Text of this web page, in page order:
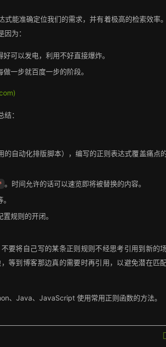
能准确定位我们的需求，并有着极高的检索效率
为：
可以发电，利用不好直接爆炸。
一步就百度一步的阶段。
：
自动化排版脚本），编写的正则表达式覆盖痛点
。时间允许的话可以速览即将被替换的内容。
规则的开闭。
要将自己写的某条正则规则不经思考引用到新的
等到博客那边真的需要时再引用，以避免潜在匹
、Java、JavaScript 使用常用正则函数的方法。